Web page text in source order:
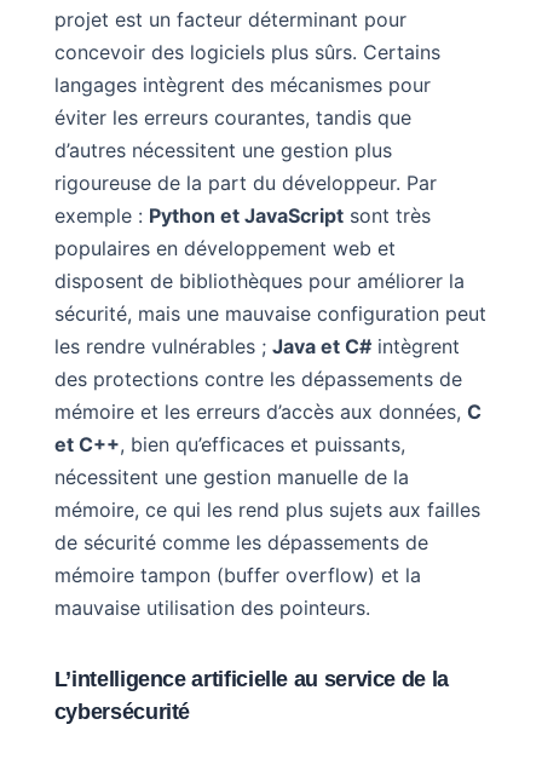
projet est un facteur déterminant pour
concevoir des logiciels plus sûrs. Certains
langages intègrent des mécanismes pour
éviter les erreurs courantes, tandis que
d’autres nécessitent une gestion plus
rigoureuse de la part du développeur. Par
exemple : Python et JavaScriptsont très
populaires en développement web et
disposent de bibliothèques pour améliorer la
sécurité, mais une mauvaise configuration peut
les rendre vulnérables ; Java et C#intègrent
des protections contre les dépassements de
mémoire et les erreurs d’accès aux données, C
et C++, bien qu’efficaces et puissants,
nécessitent une gestion manuelle de la
mémoire, ce qui les rend plus sujets aux failles
de sécurité comme les dépassements de
mémoire tampon (buffer overflow) et la
mauvaise utilisation des pointeurs.
L’intelligence artificielle au service de la
cybersécurité